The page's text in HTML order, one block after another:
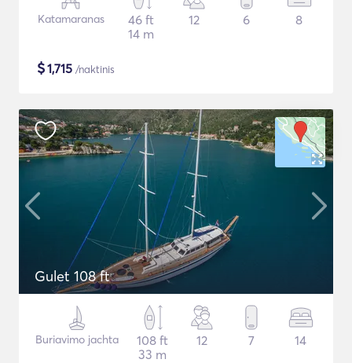
Katamaranas
46 ft
14 m
12 6 8
$1,715 /naktinis
Gulet 108 ft
Buriavimo jachta
108 ft
33 m
12 7 14